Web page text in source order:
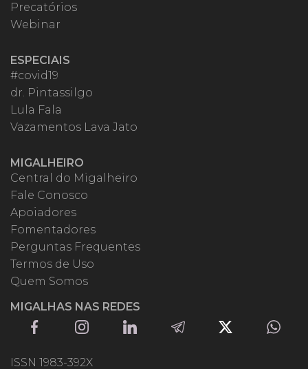
Precatórios
Webinar
ESPECIAIS
#covid19
dr. Pintassilgo
Lula Fala
Vazamentos Lava Jato
MIGALHEIRO
Central do Migalheiro
Fale Conosco
Apoiadores
Fomentadores
Perguntas Frequentes
Termos de Uso
Quem Somos
MIGALHAS NAS REDES
ISSN 1983-392X